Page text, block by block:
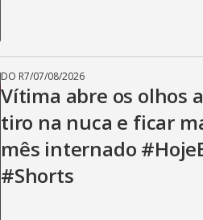
DO R7/07/08/2026
Vítima abre os olhos
tiro na nuca e ficar
mês internado
#Shorts